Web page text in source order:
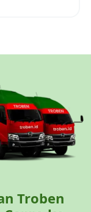
Troben